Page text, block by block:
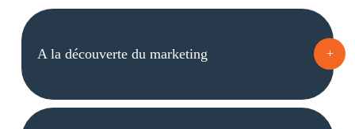
A la découverte du marketing +